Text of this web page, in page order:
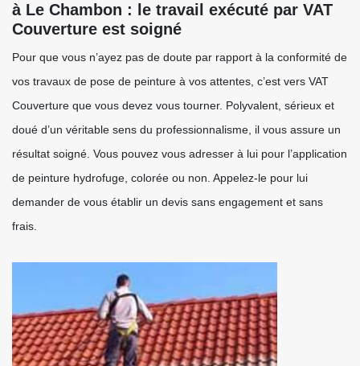
à Le Chambon : le travail exécuté par VAT
Couverture est soigné
Pour que vous n’ayez pas de doute par rapport à la conformité de
vos travaux de pose de peinture à vos attentes, c’est vers VAT
Couverture que vous devez vous tourner. Polyvalent, sérieux et
doué d’un véritable sens du professionnalisme, il vous assure un
résultat soigné. Vous pouvez vous adresser à lui pour l’application
de peinture hydrofuge, colorée ou non. Appelez-le pour lui
demander de vous établir un devis sans engagement et sans
frais.